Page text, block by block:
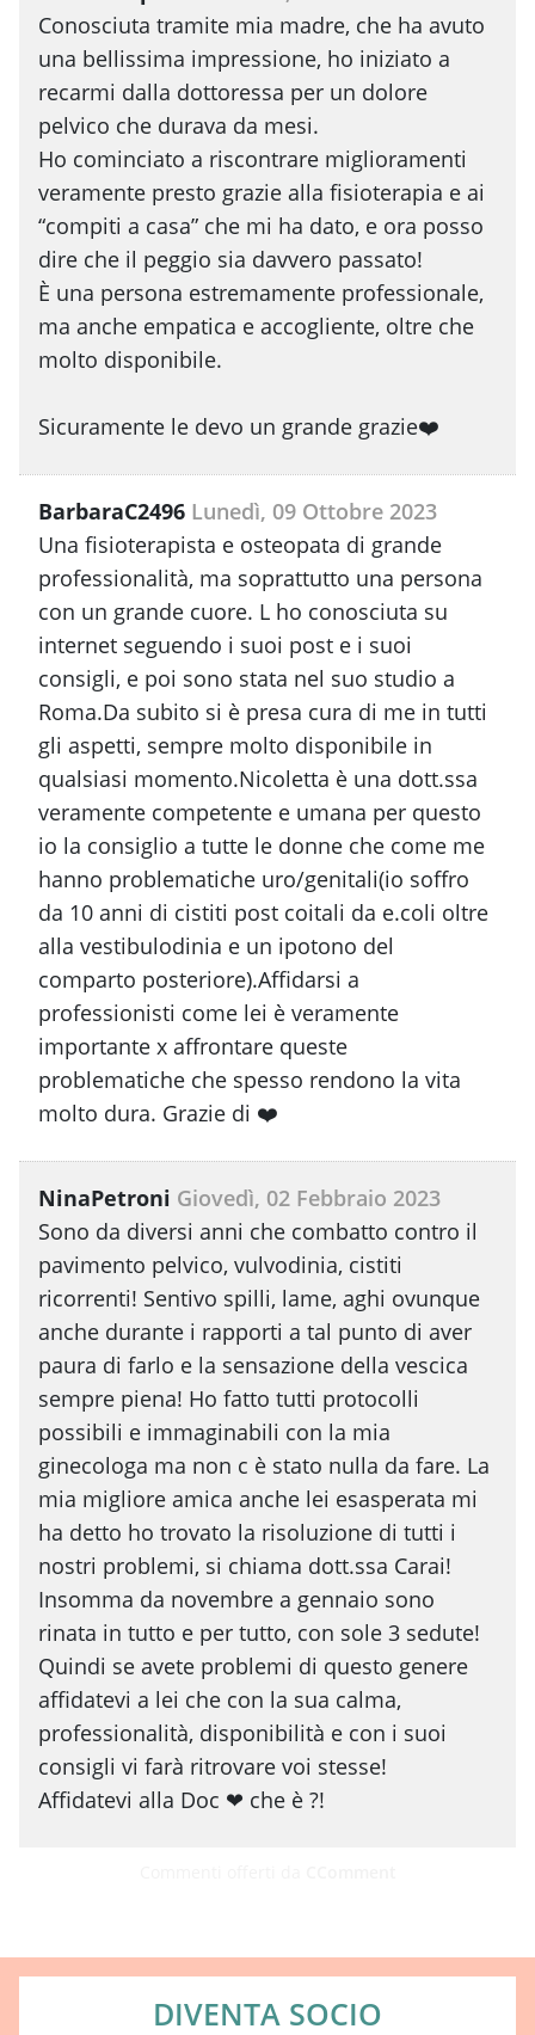
Conosciuta tramite mia madre, che ha avuto
una bellissima impressione, ho iniziato a
recarmi dalla dottoressa per un dolore
pelvico che durava da mesi.
Ho cominciato a riscontrare miglioramenti
veramente presto grazie alla fisioterapia e ai
“compiti a casa” che mi ha dato, e ora posso
dire che il peggio sia davvero passato!
È una persona estremamente professionale,
ma anche empatica e accogliente, oltre che
molto disponibile.
Sicuramente le devo un grande grazie❤️
BarbaraC2496 Lunedì, 09 Ottobre 2023
Una fisioterapista e osteopata di grande
professionalità, ma soprattutto una persona
con un grande cuore. L ho conosciuta su
internet seguendo i suoi post e i suoi
consigli, e poi sono stata nel suo studio a
Roma.Da subito si è presa cura di me in tutti
gli aspetti, sempre molto disponibile in
qualsiasi momento.Nicoletta è una dott.ssa
veramente competente e umana per questo
io la consiglio a tutte le donne che come me
hanno problematiche uro/genitali(io soffro
da 10 anni di cistiti post coitali da e.coli oltre
alla vestibulodinia e un ipotono del
comparto posteriore).Affidarsi a
professionisti come lei è veramente
importante x affrontare queste
problematiche che spesso rendono la vita
molto dura. Grazie di ❤️
NinaPetroni Giovedì, 02 Febbraio 2023
Sono da diversi anni che combatto contro il
pavimento pelvico, vulvodinia, cistiti
ricorrenti! Sentivo spilli, lame, aghi ovunque
anche durante i rapporti a tal punto di aver
paura di farlo e la sensazione della vescica
sempre piena! Ho fatto tutti protocolli
possibili e immaginabili con la mia
ginecologa ma non c è stato nulla da fare. La
mia migliore amica anche lei esasperata mi
ha detto ho trovato la risoluzione di tutti i
nostri problemi, si chiama dott.ssa Carai!
Insomma da novembre a gennaio sono
rinata in tutto e per tutto, con sole 3 sedute!
Quindi se avete problemi di questo genere
affidatevi a lei che con la sua calma,
professionalità, disponibilità e con i suoi
consigli vi farà ritrovare voi stesse!
Affidatevi alla Doc ❤ che è ?!
DIVENTA SOCIO